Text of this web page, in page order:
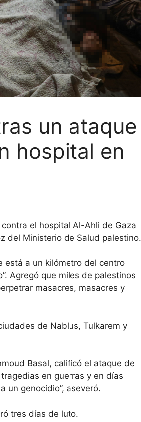
un ataque
hospital en
el hospital Al-Ahli de Gaza
del Ministerio de Salud palestino.
está a un kilómetro del centro
Agregó que miles de palestinos
masacres, masacres y
de Nablus, Tulkarem y
Basal, calificó el ataque de
en guerras y en días
un genocidio”, aseveró.
tres días de luto.